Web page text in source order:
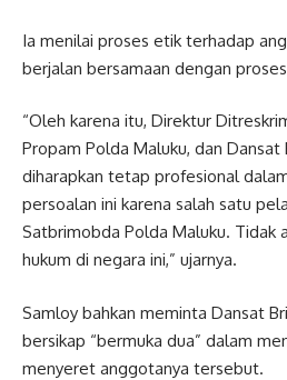
Ia menilai proses etik terhadap
berjalan bersamaan dengan
“Oleh karena itu, Direktur
Propam Polda Maluku, dan
diharapkan tetap profesional
persoalan ini karena salah satu
Satbrimobda Polda Maluku. Tidak
hukum di negara ini,” ujarnya.
Samloy bahkan meminta Dansat
bersikap “bermuka dua” dalam
menyeret anggotanya tersebut.